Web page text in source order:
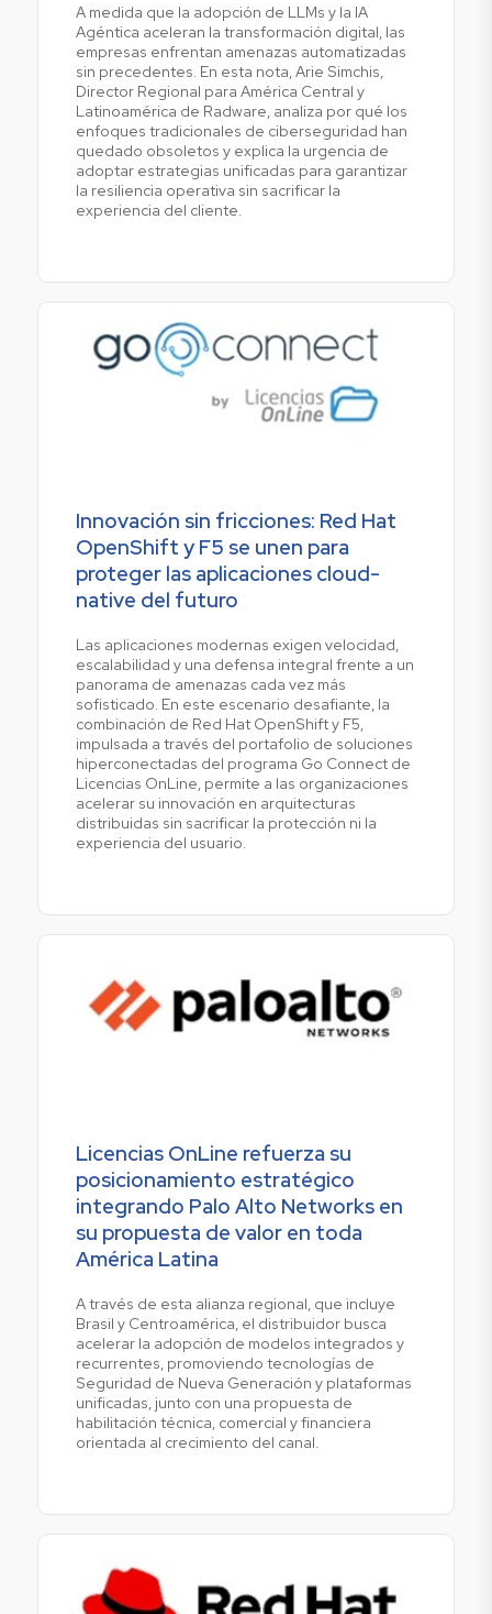
A medida que la adopción de LLMs y la IA
Agéntica aceleran la transformación digital, las
empresas enfrentan amenazas automatizadas
sin precedentes. En esta nota, Arie Simchis,
Director Regional para América Central y
Latinoamérica de Radware, analiza por qué los
enfoques tradicionales de ciberseguridad han
quedado obsoletos y explica la urgencia de
adoptar estrategias unificadas para garantizar
la resiliencia operativa sin sacrificar la
experiencia del cliente.
Innovación sin fricciones: Red Hat
OpenShift y F5 se unen para
proteger las aplicaciones cloud-
native del futuro
Las aplicaciones modernas exigen velocidad,
escalabilidad y una defensa integral frente a un
panorama de amenazas cada vez más
sofisticado. En este escenario desafiante, la
combinación de Red Hat OpenShift y F5,
impulsada a través del portafolio de soluciones
hiperconectadas del programa Go Connect de
Licencias OnLine, permite a las organizaciones
acelerar su innovación en arquitecturas
distribuidas sin sacrificar la protección ni la
experiencia del usuario.
Licencias OnLine refuerza su
posicionamiento estratégico
integrando Palo Alto Networks en
su propuesta de valor en toda
América Latina
A través de esta alianza regional, que incluye
Brasil y Centroamérica, el distribuidor busca
acelerar la adopción de modelos integrados y
recurrentes, promoviendo tecnologías de
Seguridad de Nueva Generación y plataformas
unificadas, junto con una propuesta de
habilitación técnica, comercial y financiera
orientada al crecimiento del canal.